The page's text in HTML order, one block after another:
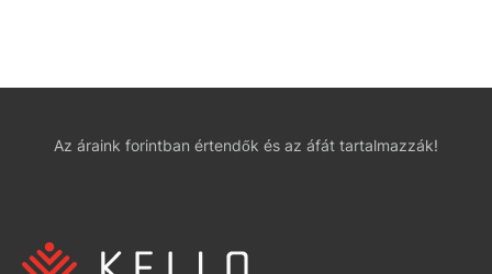
Az áraink forintban értendők és az áfát tartalmazzák!